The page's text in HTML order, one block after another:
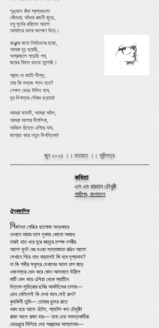
শৃঙ্খলে বাঁধা স্বপ্নগুলো
কেঁদেছে আঁধার রজনী জুড়ে,
তবু সূর্যের রক্তিম আলো
আমাদের ডাকে জাগরণ উড়ে।
ঝঞ্ঝার মতো নির্যাতনের ছায়া,
আমরা দৃঢ় হয়েছি,
অশ্রুজলে গড়েছি পথ,
জয়ের বিহান হৃদয়ে তুলেছি।
শ্রমে যে জাতি দীপ্ত,
তার কি সহজে পতন হবে?
শেকল ভেঙে উদিত হবে,
দূর দিগন্তর সৌরভ ছড়াবে!
আমরা সাহসী, আমরা অটল,
আমরা আশার দীপশিখা,
অবিচল চিত্তে এগিয়ে যাব,
জাগ্রত করে নতুন দিগন্তিকা!
জুন ২০২৫ ।। মতামত ।। সূচীপত্র
কবিতা
এস এম রায়হান চৌধুরী
​গাজীপুর, বাংলাদেশ
ঐন্দ্রজালিক
নির্জনতা পেরিয়ে ছাপোষা অন্ধকারে
যেখানে মাচার তলে লুকায় কোনো অবয়ব
তারই হাত ধরে দূরে বহুদূরে চম্পক নগরীর
আলো ফুটে বের হওয়া সদ্যোজাত রঙিন আলো
সেখানে গিয়ে হাত বাড়ালেই কি হবে দৃশ্যমান?
না কি গভীর সমুদ্রে যেখানের অতল চাপ বাড়ে
ওজনস্তর ভেদ করে কোন আসমানে উঠিলে
মাটি ভেদ করে এশিয়া থেকে ল্যাটিনে
উত্তম-সুচিত্রার ছবির আর্কাইভের তলায়—
চোখ মেলিলেই কি দেখা যাবে সেই রূপ?
কুহকিনী তুমি— তোমার চুলের রাতে
নরম হয়ে আসে এঁটেল, প্যাটেল কত চৌধুরী!
রাজা আসে রাজা যায়— হানা দেয় সামন্তবাদীরা
ভেঙেচুরে মিশিয়ে দেয় সম্ভ্রমের আস্তানায়—